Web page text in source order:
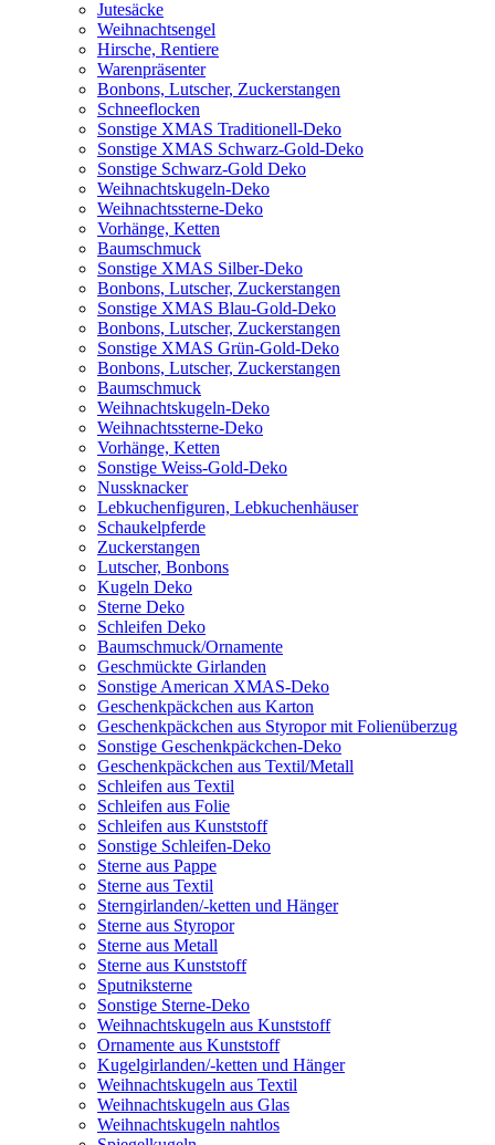
Jutesäcke
Weihnachtsengel
Hirsche, Rentiere
Warenpräsenter
Bonbons, Lutscher, Zuckerstangen
Schneeflocken
Sonstige XMAS Traditionell-Deko
Sonstige XMAS Schwarz-Gold-Deko
Sonstige Schwarz-Gold Deko
Weihnachtskugeln-Deko
Weihnachtssterne-Deko
Vorhänge, Ketten
Baumschmuck
Sonstige XMAS Silber-Deko
Bonbons, Lutscher, Zuckerstangen
Sonstige XMAS Blau-Gold-Deko
Bonbons, Lutscher, Zuckerstangen
Sonstige XMAS Grün-Gold-Deko
Bonbons, Lutscher, Zuckerstangen
Baumschmuck
Weihnachtskugeln-Deko
Weihnachtssterne-Deko
Vorhänge, Ketten
Sonstige Weiss-Gold-Deko
Nussknacker
Lebkuchenfiguren, Lebkuchenhäuser
Schaukelpferde
Zuckerstangen
Lutscher, Bonbons
Kugeln Deko
Sterne Deko
Schleifen Deko
Baumschmuck/Ornamente
Geschmückte Girlanden
Sonstige American XMAS-Deko
Geschenkpäckchen aus Karton
Geschenkpäckchen aus Styropor mit Folienüberzug
Sonstige Geschenkpäckchen-Deko
Geschenkpäckchen aus Textil/Metall
Schleifen aus Textil
Schleifen aus Folie
Schleifen aus Kunststoff
Sonstige Schleifen-Deko
Sterne aus Pappe
Sterne aus Textil
Sterngirlanden/-ketten und Hänger
Sterne aus Styropor
Sterne aus Metall
Sterne aus Kunststoff
Sputniksterne
Sonstige Sterne-Deko
Weihnachtskugeln aus Kunststoff
Ornamente aus Kunststoff
Kugelgirlanden/-ketten und Hänger
Weihnachtskugeln aus Textil
Weihnachtskugeln aus Glas
Weihnachtskugeln nahtlos